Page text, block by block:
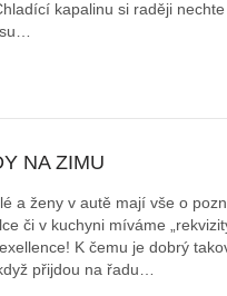
kapalinu si raději
NA ZIMU
a ženy v autě mají vše o
či v kuchyni míváme
K čemu je dobrý
přijdou na řadu…